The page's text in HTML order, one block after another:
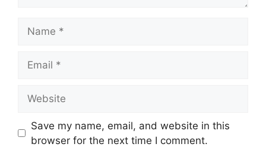
Save my name, email, and website in this
browser for the next time I comment.